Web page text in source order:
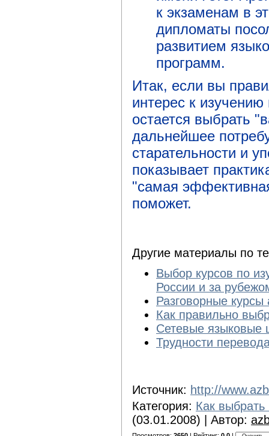
к экзаменам в
дипломаты
развитием
программ.
Итак, если вы
интерес к
остается выбрать
дальнейшее
старательности и
показывает
"самая
поможет.
Другие материалы по
Выбор курсов по
России и за
Разговорные курсы
Как правильно
Сетевые языковые
Трудности
Источник: http://
Категория: Как выбрать
(03.01.2008) | Автор: